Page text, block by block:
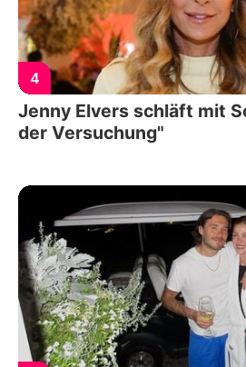
4
Jenny Elvers schläft mit
der Versuchung"